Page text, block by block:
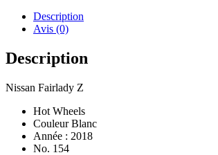
Description
Avis (0)
Description
Nissan Fairlady Z
Hot Wheels
Couleur Blanc
Année : 2018
No. 154